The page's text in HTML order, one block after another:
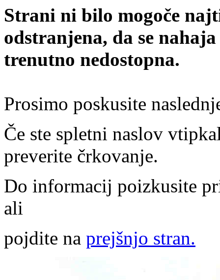
Strani ni bilo mogoče
odstranjena, da se
trenutno nedostopna.
Prosimo poskusite
Če ste spletni naslov
preverite črkovanje.
Do informacij poizkusite
ali
pojdite na prejšnjo stran.